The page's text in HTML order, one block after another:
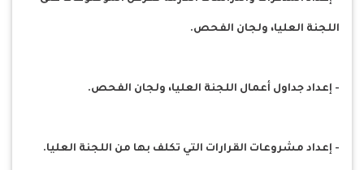
اللجنة العليا، ولجان الفحص.
- إعداد جداول أعمال اللجنة العليا، ولجان الفحص.
- إعداد مشروعات القرارات التي تكلف بها من اللجنة العليا.